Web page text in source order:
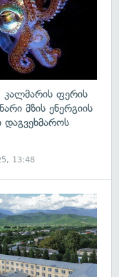
კალმარის ფერის
მზის ენერგიის
დაგვეხმაროს
13:48